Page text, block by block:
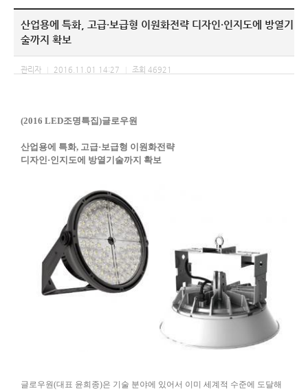
산업용에 특화, 고급·보급형 이원화전략 디자인·인지도에 방열기
술까지 확보
관리자 2016.11.01 14:27 조회 46921
(2016 LED조명특집)글로우원
산업용에 특화, 고급·보급형 이원화전략
디자인·인지도에 방열기술까지 확보
글로우원(대표 윤희종)은 기술 분야에 있어서 이미 세계적 수준에 도달해